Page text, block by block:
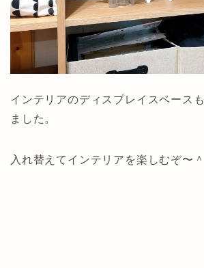
インテリアのディスプレイスペース
ました。
入れ替えてインテリアを楽しむぞ〜＾